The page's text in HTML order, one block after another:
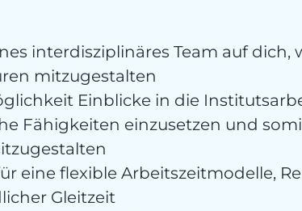
interdisziplinäres Team auf dich,
mitzugestalten
Einblicke in die
Fähigkeiten einzusetzen und
eine flexible Arbeitszeitmodelle,
Gleitzeit